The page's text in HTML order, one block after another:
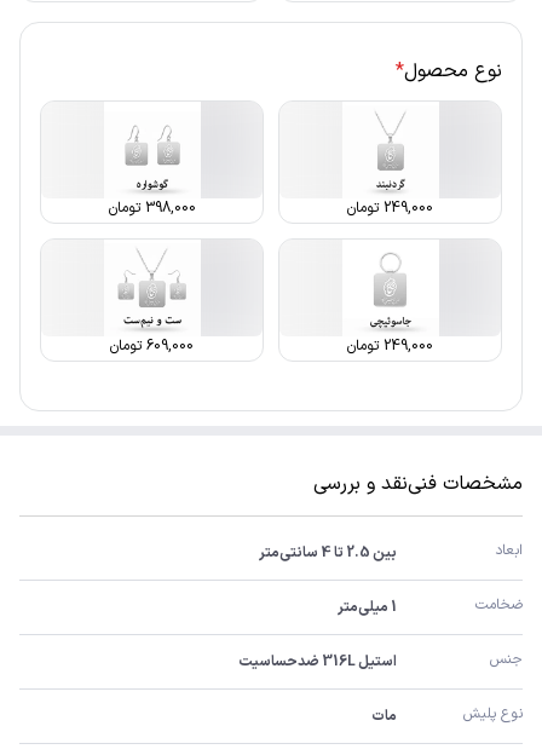
نوع محصول*
249,000 تومان 398,000 تومان
249,000 تومان 609,000تومان
مشخصات فنینقد و بررسی
ابعاد بین 2.5 تا 4 سانتی‌متر
ضخامت 1 میلی‌متر
جنس استیل 316L ضدحساسیت
نوع پلیش مات